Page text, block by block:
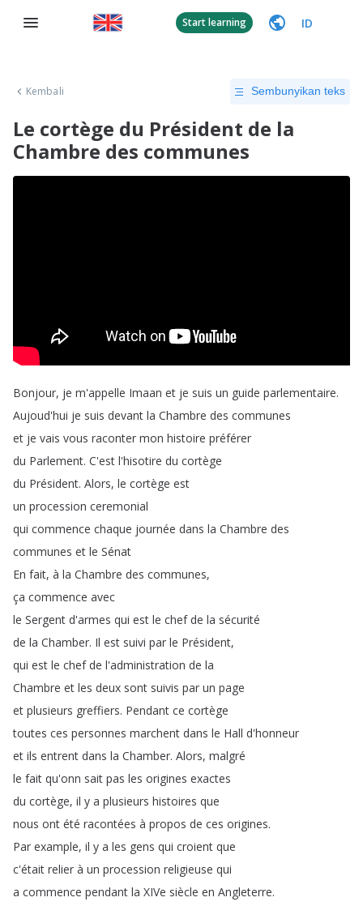
Start learning ID
Kembali Sembunyikan teks
Le cortège du Président de la
Chambre des communes
Bonjour, je m'appelle Imaan et je suis un guide parlementaire.
Aujoud'hui je suis devant la Chambre des communes
et je vais vous raconter mon histoire préférer
du Parlement. C'est l'hisotire du cortège
du Président. Alors, le cortège est
un procession ceremonial
qui commence chaque journée dans la Chambre des
communes et le Sénat
En fait, à la Chambre des communes,
ça commence avec
le Sergent d'armes qui est le chef de la sécurité
de la Chamber. Il est suivi par le Président,
qui est le chef de l'administration de la
Chambre et les deux sont suivis par un page
et plusieurs greffiers. Pendant ce cortège
toutes ces personnes marchent dans le Hall d'honneur
et ils entrent dans la Chamber. Alors, malgré
le fait qu'onn sait pas les origines exactes
du cortège, il y a plusieurs histoires que
nous ont été racontées à propos de ces origines.
Par example, il y a les gens qui croient que
c'était relier à un procession religieuse qui
a commence pendant la XIVe siècle en Angleterre.